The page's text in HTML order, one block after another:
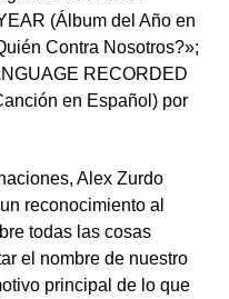
(Álbum del Año en
Contra Nosotros?»;
RECORDED
en Español) por
Alex Zurdo
reconocimiento al
todas las cosas
el nombre de nuestro
principal de lo que